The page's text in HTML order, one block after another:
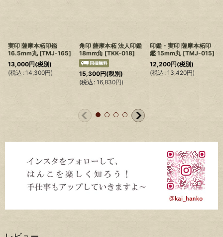
実印 薩摩本柘印鑑
16.5mm丸 [TMJ-165]
13,000円(税別)
(税込 : 14,300円)
角印 薩摩本柘 法人印鑑
18mm角 [TKK-018]
15,300円(税別)
(税込 : 16,830円)
印鑑・実印 薩摩本柘印
鑑 15mm丸 [TMJ-015]
12,200円(税別)
(税込 : 13,420円)